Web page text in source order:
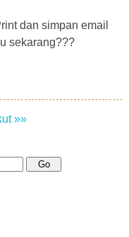
dan simpan email
sekarang???
»»